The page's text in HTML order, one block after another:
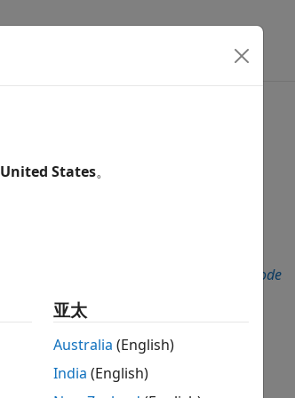
Checkers Deactivated in Polyspace as You Code
United States。
亚太
Australia (English)
India (English)